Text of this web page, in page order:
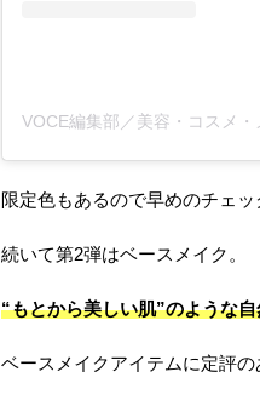
限定色もあるので早めのチェッ
続いて第2弾はベースメイク。
“もとから美しい肌”のような
ベースメイクアイテムに定評の